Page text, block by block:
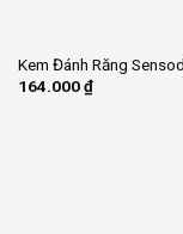
Kem Đánh Răng
164.000₫